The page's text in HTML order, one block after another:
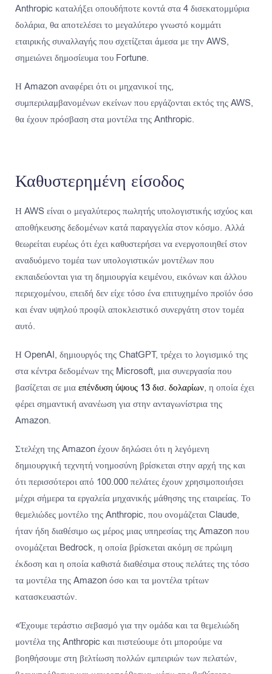
Anthropic καταλήξει οπουδήποτε κοντά στα 4 δισεκατομμύρια
δολάρια, θα αποτελέσει το μεγαλύτερο γνωστό κομμάτι
εταιρικής συναλλαγής που σχετίζεται άμεσα με την AWS,
σημειώνει δημοσίευμα του Fortune.
Η Amazon αναφέρει ότι οι μηχανικοί της,
συμπεριλαμβανομένων εκείνων που εργάζονται εκτός της AWS,
θα έχουν πρόσβαση στα μοντέλα της Anthropic.
Καθυστερημένη είσοδος
Η AWS είναι ο μεγαλύτερος πωλητής υπολογιστικής ισχύος και
αποθήκευσης δεδομένων κατά παραγγελία στον κόσμο. Αλλά
θεωρείται ευρέως ότι έχει καθυστερήσει να ενεργοποιηθεί στον
αναδυόμενο τομέα των υπολογιστικών μοντέλων που
εκπαιδεύονται για τη δημιουργία κειμένου, εικόνων και άλλου
περιεχομένου, επειδή δεν είχε τόσο ένα επιτυχημένο προϊόν όσο
και έναν υψηλού προφίλ αποκλειστικό συνεργάτη στον τομέα
αυτό.
Η OpenAI, δημιουργός της ChatGPT, τρέχει το λογισμικό της
στα κέντρα δεδομένων της Microsoft, μια συνεργασία που
βασίζεται σε μια επένδυση ύψους 13 δισ. δολαρίων, η οποία έχει
φέρει σημαντική ανανέωση για στην ανταγωνίστρια της
Amazon.
Στελέχη της Amazon έχουν δηλώσει ότι η λεγόμενη
δημιουργική τεχνητή νοημοσύνη βρίσκεται στην αρχή της και
ότι περισσότεροι από 100.000 πελάτες έχουν χρησιμοποιήσει
μέχρι σήμερα τα εργαλεία μηχανικής μάθησης της εταιρείας. Το
θεμελιώδες μοντέλο της Anthropic, που ονομάζεται Claude,
ήταν ήδη διαθέσιμο ως μέρος μιας υπηρεσίας της Amazon που
ονομάζεται Bedrock, η οποία βρίσκεται ακόμη σε πρώιμη
έκδοση και η οποία καθιστά διαθέσιμα στους πελάτες της τόσο
τα μοντέλα της Amazon όσο και τα μοντέλα τρίτων
κατασκευαστών.
«Έχουμε τεράστιο σεβασμό για την ομάδα και τα θεμελιώδη
μοντέλα της Anthropic και πιστεύουμε ότι μπορούμε να
βοηθήσουμε στη βελτίωση πολλών εμπειριών των πελατών,